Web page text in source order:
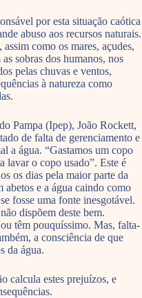
por esta situação caótica
abuso aos recursos naturais.
como os mares, açudes,
sobras dos humanos, nos
pelas chuvas e ventos,
à natureza como
Pampa (Ipep), João Rockett,
de falta de gerenciamento e
a água. “Gastamos um copo
lavar o copo usado”. Este é
os dias pela maior parte da
e a água caindo como
fosse uma fonte inesgotável.
dispõem deste bem.
têm pouquíssimo. Mas, falta-
a consciência de que
da água.
calcula estes prejuízos, e